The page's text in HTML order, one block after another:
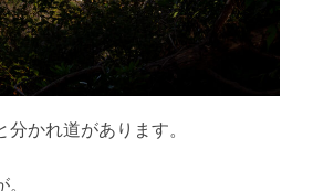
分かれ道があります。